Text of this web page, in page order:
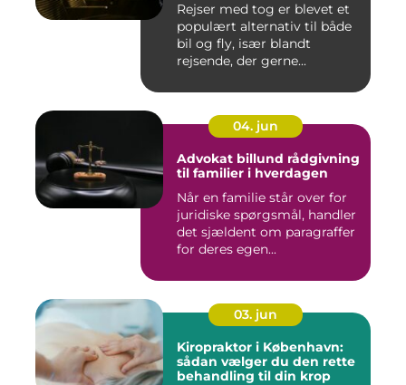
Rejser med tog er blevet et
populært alternativ til både
bil og fly, især blandt
rejsende, der gerne...
04. jun
Advokat billund rådgivning
til familier i hverdagen
Når en familie står over for
juridiske spørgsmål, handler
det sjældent om paragraffer
for deres egen...
03. jun
Kiropraktor i København:
sådan vælger du den rette
behandling til din krop